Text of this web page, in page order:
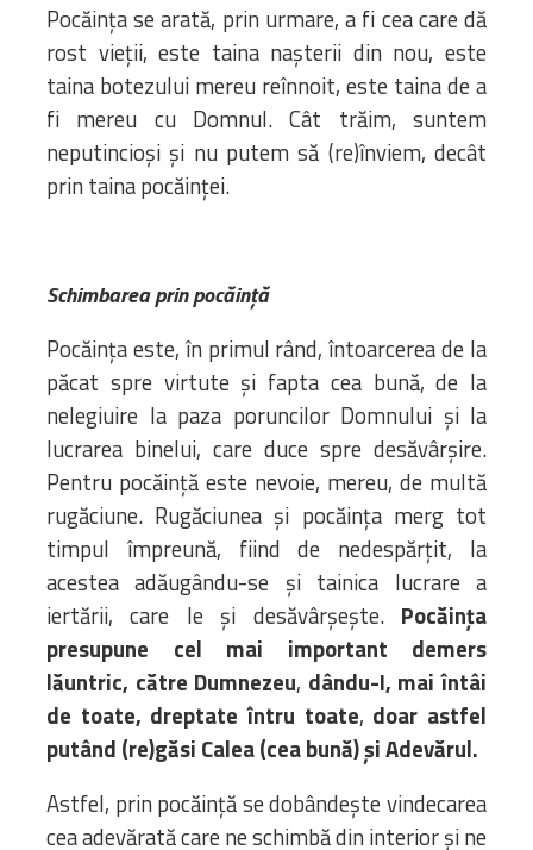
Pocăința se arată, prin urmare, a fi cea care dă
rost vieții, este taina nașterii din nou, este
taina botezului mereu reînnoit, este taina de a
fi mereu cu Domnul. Cât trăim, suntem
neputincioși și nu putem să (re)înviem, decât
prin taina pocăinței.
Schimbarea prin pocăință
Pocăința este, în primul rând, întoarcerea de la
păcat spre virtute și fapta cea bună, de la
nelegiuire la paza poruncilor Domnului și la
lucrarea binelui, care duce spre desăvârșire.
Pentru pocăință este nevoie, mereu, de multă
rugăciune. Rugăciunea și pocăința merg tot
timpul împreună, fiind de nedespărțit, la
acestea adăugându-se și tainica lucrare a
iertării, care le și desăvârșește. Pocăința
presupune cel mai important demers
lăuntric, către Dumnezeu, dându-I, mai întâi
de toate, dreptate întru toate, doar astfel
putând (re)găsi Calea (cea bună) și Adevărul.
Astfel, prin pocăință se dobândește vindecarea
cea adevărată care ne schimbă din interior și ne